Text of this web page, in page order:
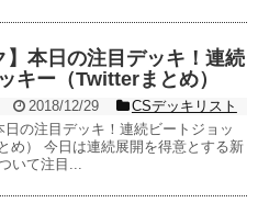
】本日の注目デッキ！連続
キー（Twitterまとめ）
2018/12/29
CSデッキリスト
日の注目デッキ！連続ビートジョッ
め） 今日は連続展開を得意とする新
いて注目...